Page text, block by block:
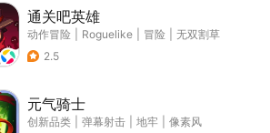
通关吧英雄
动作冒险 Roguelike 冒险
无双割草
2.5
元气骑士
创新品类 弹幕射击 地牢
像素风